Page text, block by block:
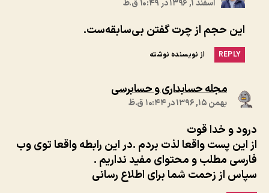
اسفند ۱, ۱۳۹۶ در ۱۰:۴۹ ق.ظ
این حجم از چرت گفتن بی‌سابقه‌ست.
REPLY از نویسنده نوشته
مجله حسابداری و حسابرسی
بهمن ۱۵, ۱۳۹۶ در ۱۰:۴۴ ق.ظ
درود و خدا قوت
از این پست واقعا لذت بردم .در این رابطه واقعا توی وب
فارسی مطلب و محتوای مفید نداریم .
سپاس از زحمت شما برای اطلاع رسانی